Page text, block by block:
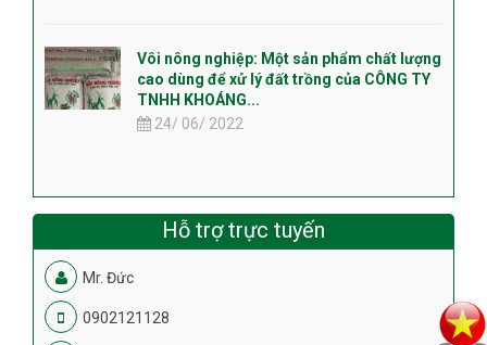
Vôi nông nghiệp: Một sản phẩm chất lượng
cao dùng để xử lý đất trồng của CÔNG TY
TNHH KHOÁNG...
24/ 06/ 2022
Hỗ trợ trực tuyến
Mr. Đức
0902121128